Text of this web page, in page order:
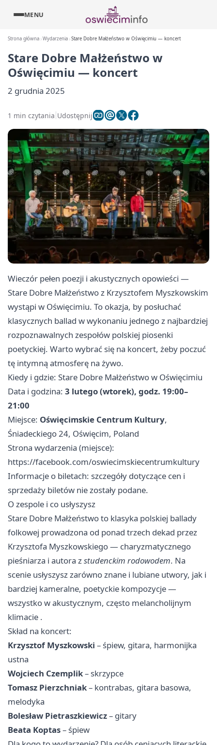
MENU
Strona główna Wydarzenia Stare Dobre Małżeństwo w Oświęcimiu — koncert
Stare Dobre Małżeństwo w
Oświęcimiu — koncert
2 grudnia 2025
1 min czytania Udostępnij
Wieczór pełen poezji i akustycznych opowieści —
Stare Dobre Małżeństwo z Krzysztofem Myszkowskim
wystąpi w Oświęcimiu. To okazja, by posłuchać
klasycznych ballad w wykonaniu jednego z najbardziej
rozpoznawalnych zespołów polskiej piosenki
poetyckiej. Warto wybrać się na koncert, żeby poczuć
tę intymną atmosferę na żywo.
Kiedy i gdzie: Stare Dobre Małżeństwo w Oświęcimiu
Data i godzina: 3 lutego (wtorek), godz. 19:00–
21:00
Miejsce: Oświęcimskie Centrum Kultury,
Śniadeckiego 24, Oświęcim, Poland
Strona wydarzenia (miejsce):
https://facebook.com/oswiecimskiecentrumkultury
Informacje o biletach: szczegóły dotyczące cen i
sprzedaży biletów nie zostały podane.
O zespole i co usłyszysz
Stare Dobre Małżeństwo to klasyka polskiej ballady
folkowej prowadzona od ponad trzech dekad przez
Krzysztofa Myszkowskiego — charyzmatycznego
pieśniarza i autora zstudenckim rodowodem. Na
scenie usłyszysz zarówno znane i lubiane utwory, jak i
bardziej kameralne, poetyckie kompozycje —
wszystko w akustycznym, często melancholijnym
klimacie .
Skład na koncert:
Krzysztof Myszkowski – śpiew, gitara, harmonijka
ustna
Wojciech Czemplik– skrzypce
Tomasz Pierzchniak– kontrabas, gitara basowa,
melodyka
Bolesław Pietraszkiewicz– gitary
Beata Koptas– śpiew